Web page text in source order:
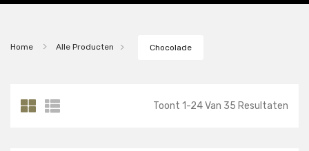
Home Alle Producten Chocolade
Toont 1-24Van 35 Resultaten